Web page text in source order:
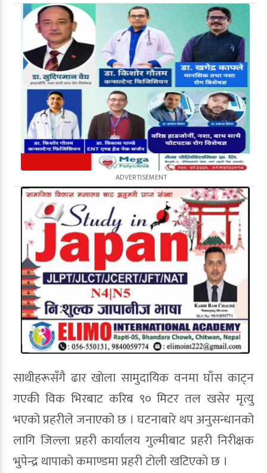
साथीहरूसँगै ढार खोला सामुदायिक वनमा घाँस काट्न
गएकी विक भिरबाट करिब ९० मिटर तल खसेर मृत्यु
भएको प्रहरीले जनाएको छ । घटनाबारे थप अनुसन्धानको
लागि जिल्ला प्रहरी कार्यालय गुल्मीबाट प्रहरी निरीक्षक
भुपेन्द्र थापाको कमाण्डमा प्रहरी टोली खटिएको छ ।